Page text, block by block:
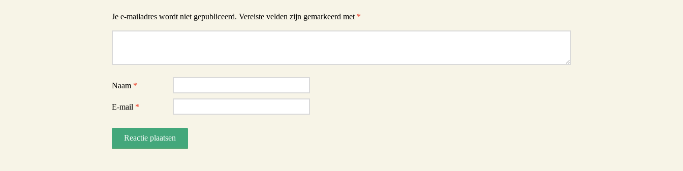
Je e-mailadres wordt niet gepubliceerd. Vereiste velden zijn gemarkeerd met *
Naam *
E-mail *